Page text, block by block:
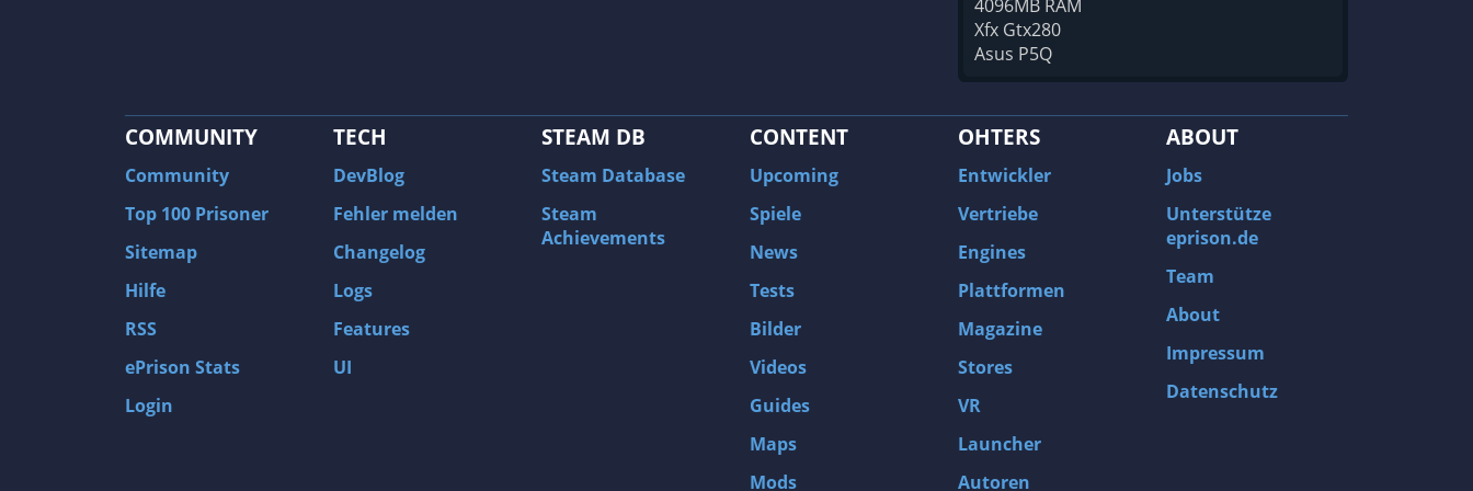
4096MB RAM
Xfx Gtx280
Asus P5Q
COMMUNITY
Community
Top 100 Prisoner
Sitemap
Hilfe
RSS
ePrison Stats
Login
TECH
DevBlog
Fehler melden
Changelog
Logs
Features
UI
STEAM DB
Steam Database
Steam
Achievements
CONTENT
Upcoming
Spiele
News
Tests
Bilder
Videos
Guides
Maps
Mods
OHTERS
Entwickler
Vertriebe
Engines
Plattformen
Magazine
Stores
VR
Launcher
Autoren
ABOUT
Jobs
Unterstütze
eprison.de
Team
About
Impressum
Datenschutz